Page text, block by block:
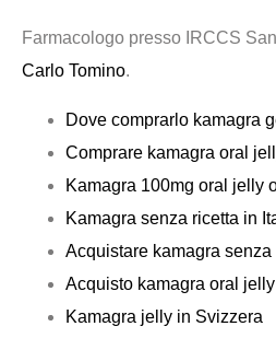
Farmacologo presso IRCCS
Carlo Tomino.
Dove comprarlo kamagra
Comprare kamagra oral
Kamagra 100mg oral jelly
Kamagra senza ricetta in
Acquistare kamagra senza
Acquisto kamagra oral jelly
Kamagra jelly in Svizzera